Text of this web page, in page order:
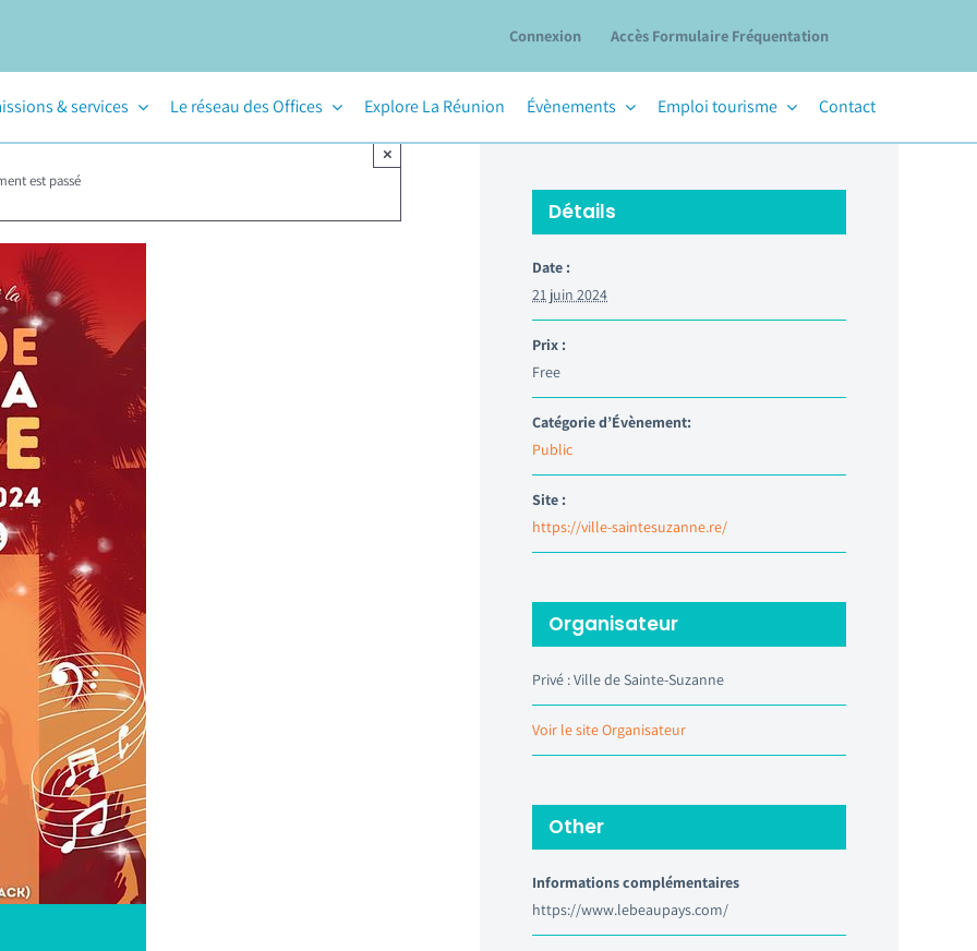
Connexion Accès Formulaire Fréquentation
& services Le réseau des Offices Explore La Réunion Évènements Emploi tourisme Contact
est passé
×
Détails
Date :
21 juin 2024
Prix :
Free
Catégorie d’Évènement:
Public
Site :
https://ville-saintesuzanne.re/
Organisateur
Privé : Ville de Sainte-Suzanne
Voir le site Organisateur
Other
Informations complémentaires
https://www.lebeaupays.com/